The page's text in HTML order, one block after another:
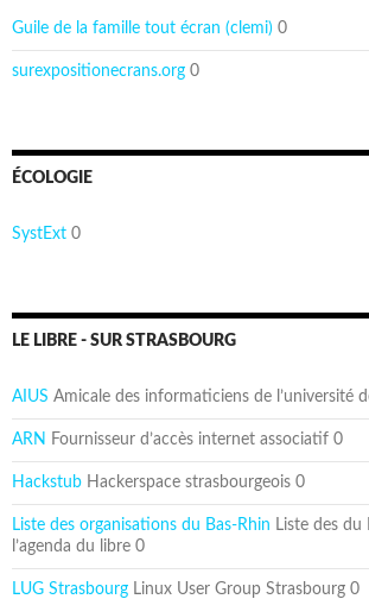
Guile de la famille tout écran (clemi) 0
surexpositionecrans.org 0
ÉCOLOGIE
SystExt 0
LE LIBRE - SUR STRASBOURG
AIUS Amicale des informaticiens de l’université
ARN Fournisseur d’accès internet associatif 0
Hackstub Hackerspace strasbourgeois 0
Liste des organisations du Bas-Rhin Liste des du
l’agenda du libre 0
LUG Strasbourg Linux User Group Strasbourg 0